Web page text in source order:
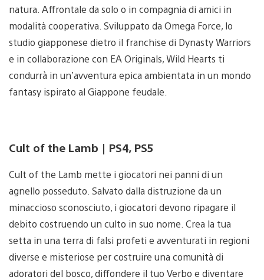
natura. Affrontale da solo o in compagnia di amici in
modalità cooperativa. Sviluppato da Omega Force, lo
studio giapponese dietro il franchise di Dynasty Warriors
e in collaborazione con EA Originals, Wild Hearts ti
condurrà in un’avventura epica ambientata in un mondo
fantasy ispirato al Giappone feudale.
Cult of the Lamb | PS4, PS5
Cult of the Lamb mette i giocatori nei panni di un
agnello posseduto. Salvato dalla distruzione da un
minaccioso sconosciuto, i giocatori devono ripagare il
debito costruendo un culto in suo nome. Crea la tua
setta in una terra di falsi profeti e avventurati in regioni
diverse e misteriose per costruire una comunità di
adoratori del bosco, diffondere il tuo Verbo e diventare